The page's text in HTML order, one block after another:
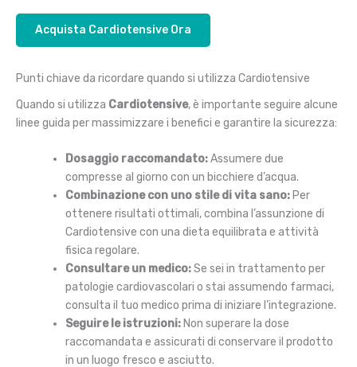
Acquista Cardiotensive Ora
Punti chiave da ricordare quando si utilizza Cardiotensive
Quando si utilizza Cardiotensive, è importante seguire alcune
linee guida per massimizzare i benefici e garantire la sicurezza:
Dosaggio raccomandato:Assumere due
compresse al giorno con un bicchiere d’acqua.
Combinazione con uno stile di vita sano:Per
ottenere risultati ottimali, combina l’assunzione di
Cardiotensive con una dieta equilibrata e attività
fisica regolare.
Consultare un medico:Se sei in trattamento per
patologie cardiovascolari o stai assumendo farmaci,
consulta il tuo medico prima di iniziare l’integrazione.
Seguire le istruzioni:Non superare la dose
raccomandata e assicurati di conservare il prodotto
in un luogo fresco e asciutto.